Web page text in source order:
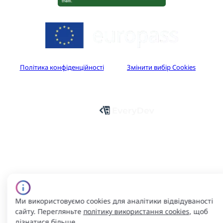
Політика конфіденційності
Змінити вибір Cookies
Ми використовуємо cookies для аналітики відвідуваності
сайту. Перегляньте політику використання cookies, щоб